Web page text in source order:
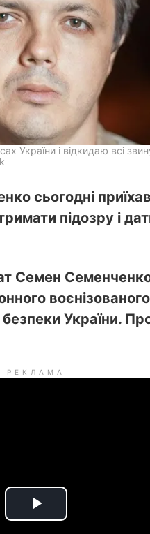
України і відкидаю всі
сьогодні
підозру і
Семен
України.
РЕКЛАМА
P